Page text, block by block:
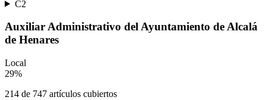
C2
Auxiliar Administrativo del Ayuntamiento de Alcalá
de Henares
Local
29%
214 de 747 artículos cubiertos